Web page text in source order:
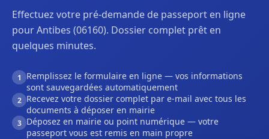
Effectuez votre pré-demande de passeport en ligne
pour Antibes (06160). Dossier complet prêt en
quelques minutes.
1
Remplissez le formulaire en ligne — vos informations
sont sauvegardées automatiquement
2 Recevez votre dossier complet par e-mail avec tous les
documents à déposer en mairie
3 Déposez en mairie ou point numérique — votre
passeport vous est remis en main propre